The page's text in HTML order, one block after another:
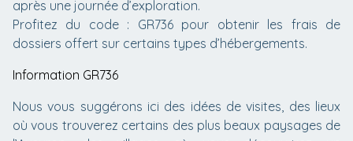
après une journée d’exploration.
Profitez du code : GR736 pour obtenir les frais de
dossiers offert sur certains types d’hébergements.
Information GR736
Nous vous suggérons ici des idées de visites, des lieux
où vous trouverez certains des plus beaux paysages de